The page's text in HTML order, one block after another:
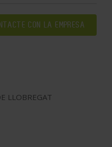
CON LA EMPRESA
LLOBREGAT